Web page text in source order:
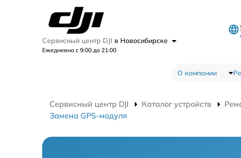
Сервисный центр DJI в Новосибирске
Ежедневно с 9:00 до 21:00
О компании
Сервисный центр DJI Каталог устройств
Замена GPS-модуля